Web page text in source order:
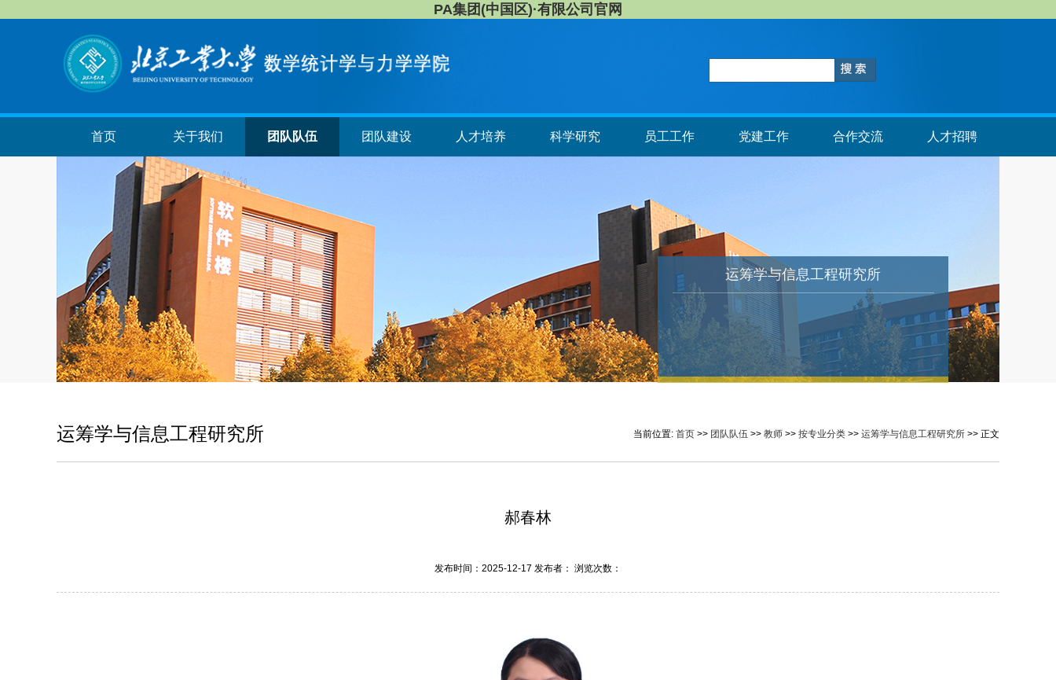
PA集团(中国区)·有限公司官网
首页 关于我们 团队队伍 团队建设 人才培养 科学研究 员工工作 党建工作 合作交流 人才招聘
运筹学与信息工程研究所
运筹学与信息工程研究所 当前位置: 首页 >> 团队队伍 >> 教师 >> 按专业分类 >> 运筹学与信息工程研究所 >> 正文
郝春林
发布时间：2025-12-17 发布者： 浏览次数：